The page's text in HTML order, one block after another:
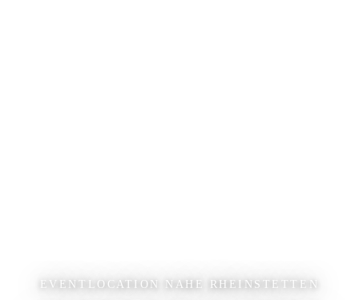
EVENTLOCATION NAHE RHEINSTETTEN